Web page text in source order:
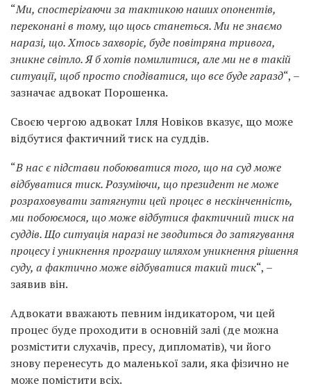
“Ми, спостерігаючи за тактикою наших опонентів,
переконані в тому, що щось станеться. Ми не знаємо
наразі, що. Хтось захворіє, буде повітряна тривога,
зникне світло. Я б хотів помилитися, але ми не в такій
ситуації, щоб просто сподіватися, що все буде гаразд“, –
зазначає адвокат Порошенка.
Своєю чергою адвокат Ілля Новіков вказує, що може
відбутися фактичний тиск на суддів.
“В нас є підстави побоюватися того, що на суд може
відбуватися тиск. Розуміючи, що президент не може
розраховувати затягнути цей процес в нескінченність,
ми побоюємося, що може відбутися фактичний тиск на
суддів. Що ситуація наразі не зводиться до затягування
процесу і уникнення програшу шляхом уникнення рішення
суду, а фактично може відбуватися такий тиск“, –
заявив він.
Адвокати вважають певним індикатором, чи цей
процес буде проходити в основній залі (де можна
розмістити слухачів, пресу, дипломатів), чи його
знову перенесуть до маленької зали, яка фізично не
може помістити всіх.